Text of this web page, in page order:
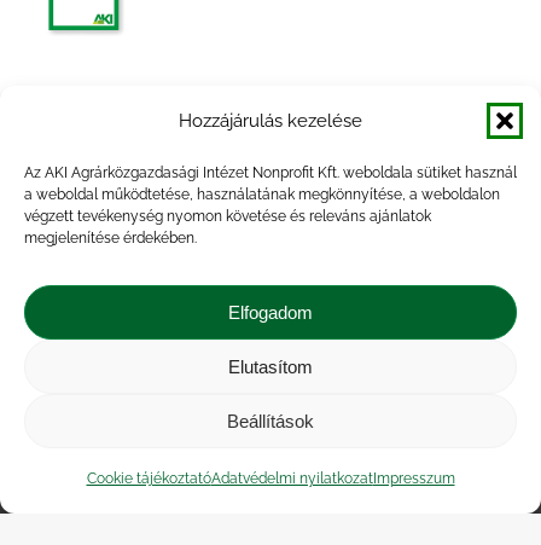
Hozzájárulás kezelése
Az AKI Agrárközgazdasági Intézet Nonprofit Kft. weboldala sütiket használ
a weboldal működtetése, használatának megkönnyítése, a weboldalon
végzett tevékenység nyomon követése és releváns ajánlatok
megjelenítése érdekében.
Elfogadom
Elutasítom
Beállítások
Cookie tájékoztatóAdatvédelmi nyilatkozatImpresszum
Agrárpiaci jelentések – Gabona és ipari
növények
növények
Közérdekű adatok
| Adatvédelmi nyilatkozat
|